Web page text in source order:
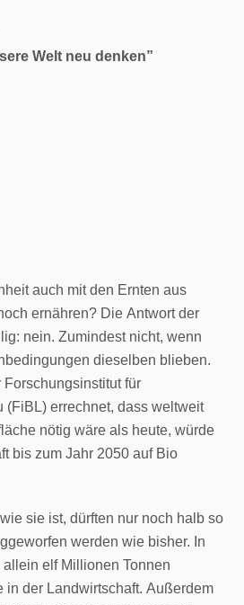
Welt neu denken”
auch mit den Ernten aus
ernähren? Die Antwort der
nein. Zumindest nicht, wenn
dieselben blieben.
für
(FiBL) errechnet, dass weltweit
nötig wäre als heute, würde
bis zum Jahr 2050 auf Bio
sie ist, dürften nur noch halb so
werden wie bisher. In
elf Millionen Tonnen
in der Landwirtschaft. Außerdem